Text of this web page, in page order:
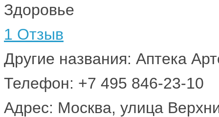
Здоровье
1 Отзыв
Другие названия: Аптека
Телефон: +7 495 846-23-10
Адрес: Москва, улица